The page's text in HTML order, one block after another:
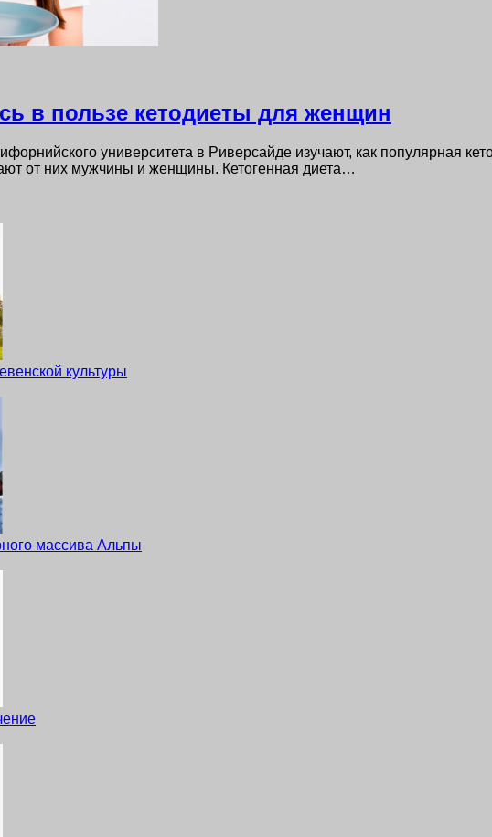
в пользе кетодиеты для женщин
университета в Риверсайде изучают, как популярная
от них мужчины и женщины. Кетогенная диета…
культуры
массива Альпы